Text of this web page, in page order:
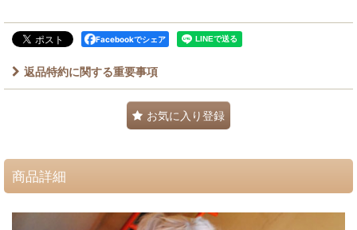
Facebookでシェア
返品特約に関する重要事項
お気に入り登録
商品詳細